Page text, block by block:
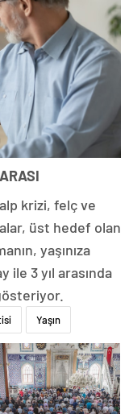
krizi, felç ve
üst hedef olan
yaşınıza
ile 3 yıl arasında
Yaşın